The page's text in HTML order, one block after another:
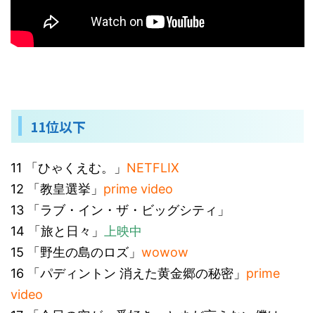
11位以下
11 「ひゃくえむ。」 NETFLIX
12 「教皇選挙」 prime video
13 「ラブ・イン・ザ・ビッグシティ」
14 「旅と日々」
上映中
15 「野生の島のロズ」 wowow
16 「パディントン 消えた黄金郷の秘密」 prime
video